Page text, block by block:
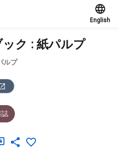
English
ク : 紙パルプ
ルプ
誌